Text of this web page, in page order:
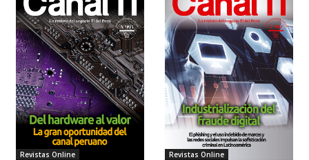
Revistas Online Revistas Online